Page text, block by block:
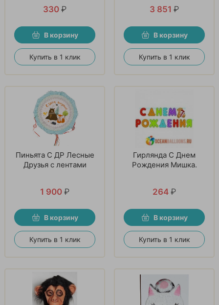
330 ₽
В корзину
Купить в 1 клик
3 851 ₽
В корзину
Купить в 1 клик
Пиньята С ДР Лесные
Друзья с лентами
1 900 ₽
В корзину
Купить в 1 клик
Гирлянда С Днем
Рождения Мишка.
264 ₽
В корзину
Купить в 1 клик